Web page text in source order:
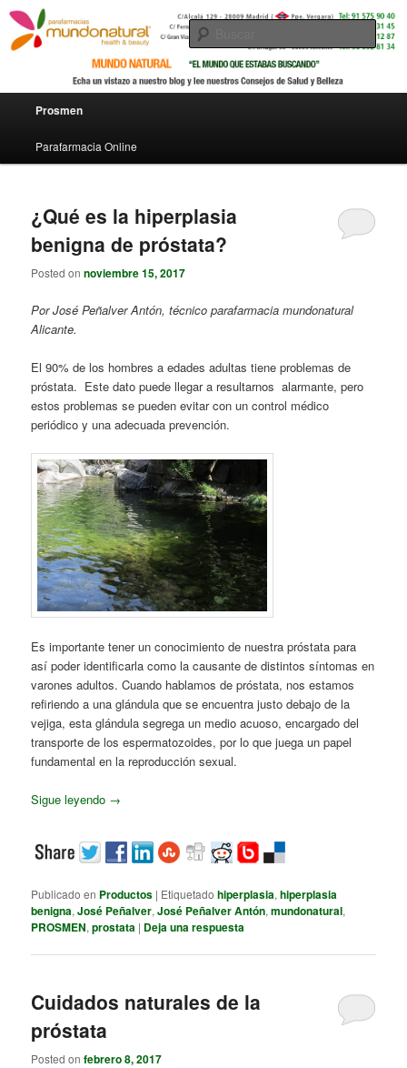
Menú principal
Ir al contenido principal
Ir al contenido secundario
Prosmen
Parafarmacia Online
¿Qué es la hiperplasia
benigna de próstata?
Posted onnoviembre 15, 2017
Por José Peñalver Antón, técnico parafarmacia mundonatural
Alicante.
El 90% de los hombres a edades adultas tiene problemas de
próstata. Este dato puede llegar a resultarnos alarmante, pero
estos problemas se pueden evitar con un control médico
periódico y una adecuada prevención.
Es importante tener un conocimiento de nuestra próstata para
así poder identificarla como la causante de distintos síntomas en
varones adultos. Cuando hablamos de próstata, nos estamos
refiriendo a una glándula que se encuentra justo debajo de la
vejiga, esta glándula segrega un medio acuoso, encargado del
transporte de los espermatozoides, por lo que juega un papel
fundamental en la reproducción sexual.
Sigue leyendo →
Publicado en Productos | Etiquetado hiperplasia,hiperplasia
benigna,José Peñalver,José Peñalver Antón,mundonatural,
PROSMEN,prostata | Deja una respuesta
Cuidados naturales de la
próstata
Posted onfebrero 8, 2017